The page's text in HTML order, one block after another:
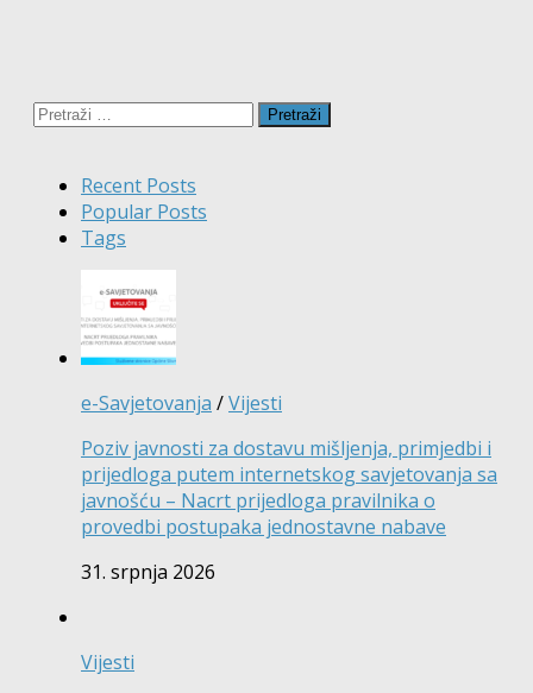
Pretraži:
Recent Posts
Popular Posts
Tags
e-Savjetovanja /Vijesti
Poziv javnosti za dostavu mišljenja, primjedbi i
prijedloga putem internetskog savjetovanja sa
javnošću – Nacrt prijedloga pravilnika o
provedbi postupaka jednostavne nabave
31. srpnja 2026
Vijesti